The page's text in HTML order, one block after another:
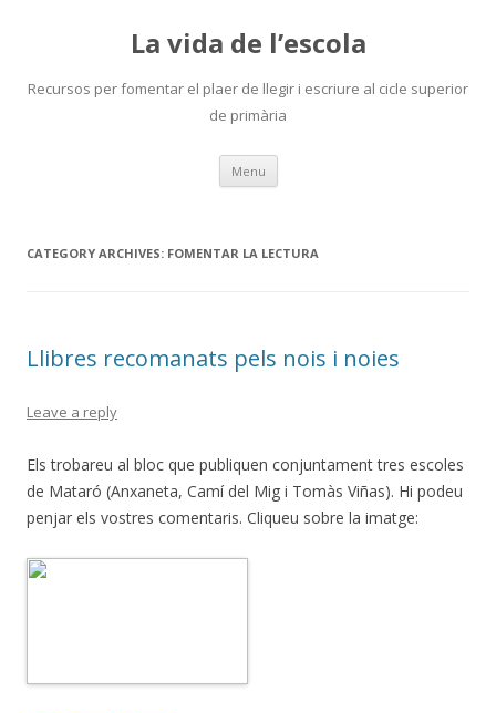
La vida de l’escola
Recursos per fomentar el plaer de llegir i escriure al cicle superior
de primària
Menu Skip
content
CATEGORY ARCHIVES: FOMENTAR LA LECTURA
Llibres recomanats pels nois i noies
Leave a reply
Els trobareu al bloc que publiquen conjuntament tres escoles
de Mataró (Anxaneta, Camí del Mig i Tomàs Viñas). Hi podeu
penjar els vostres comentaris. Cliqueu sobre la imatge: